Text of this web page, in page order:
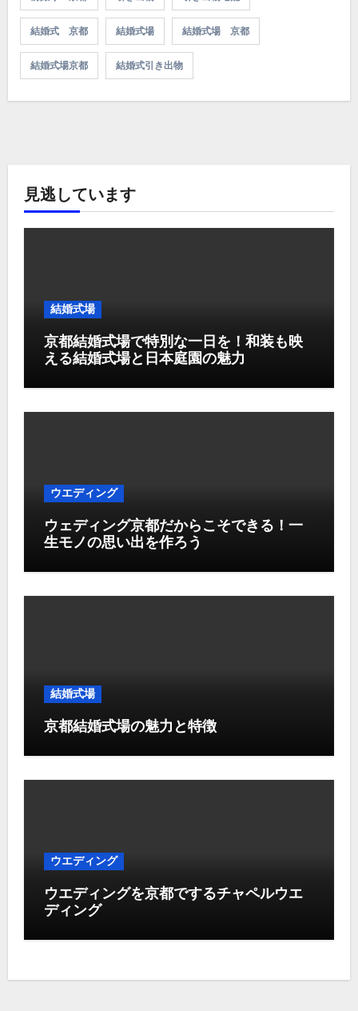
結婚式 京都 結婚式場 結婚式場 京都
結婚式場京都 結婚式引き出物
見逃しています
結婚式場
京都結婚式場で特別な一日を！和装も映
える結婚式場と日本庭園の魅力
ウエディング
ウェディング京都だからこそできる！一
生モノの思い出を作ろう
結婚式場
京都結婚式場の魅力と特徴
ウエディング
ウエディングを京都でするチャペルウエ
ディング